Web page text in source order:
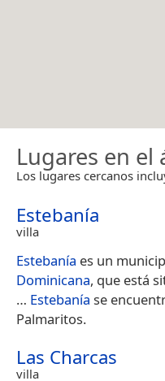
Lugares en el
Los lugares cercanos
Estebanía
villa
Estebanía es un
Dominicana, que está
… Estebanía se
Palmaritos.
Las Charcas
villa